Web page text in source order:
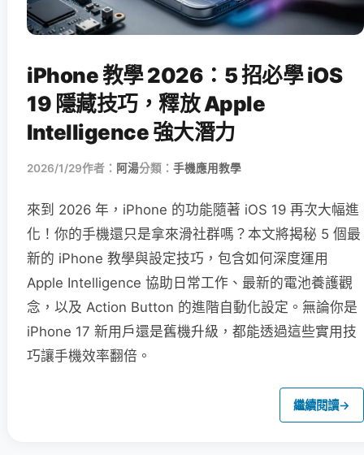
iPhone 教學 2026：5 招必學 iOS
19 隱藏技巧，釋放 Apple
Intelligence 強大潛力
2026/1/29作者： 阿湯分類： 手機應用教學
來到 2026 年，iPhone 的功能隨著 iOS 19 再次大幅進
化！你的手機還只是拿來滑社群嗎？本文將揭秘 5 個最
新的 iPhone 教學與設定技巧，包含如何深度運用
Apple Intelligence 協助日常工作、最新的電池養護觀
念，以及 Action Button 的進階自動化設定。無論你是
iPhone 17 新用戶還是舊機升級，都能透過這些實用技
巧讓手機效率翻倍。
繼續閱讀→